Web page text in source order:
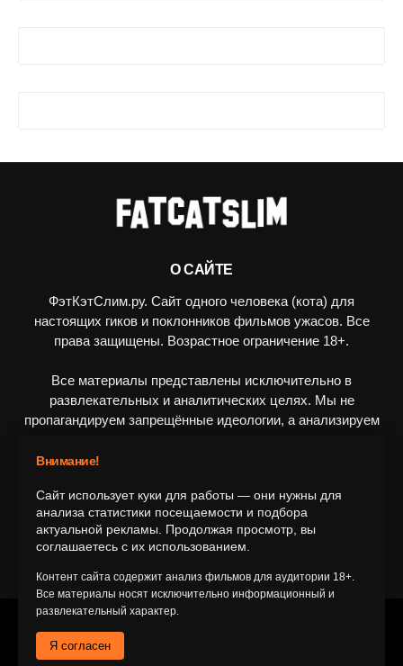
О САЙТЕ
ФэтКэтСлим.ру. Сайт одного человека (кота) для
настоящих гиков и поклонников фильмов ужасов. Все
права защищены. Возрастное ограничение 18+.
Все материалы представлены исключительно в
развлекательных и аналитических целях. Мы не
пропагандируем запрещённые идеологии, а анализируем
ПОДПИШИТЕСЬ НА НАС
Главная
Внимание!
Сайт использует куки для работы — они нужны для
анализа статистики посещаемости и подбора
актуальной рекламы. Продолжая просмотр, вы
соглашаетесь с их использованием.
Контент сайта содержит анализ фильмов для аудитории 18+.
Все материалы носят исключительно информационный и
развлекательный характер.
Я согласен